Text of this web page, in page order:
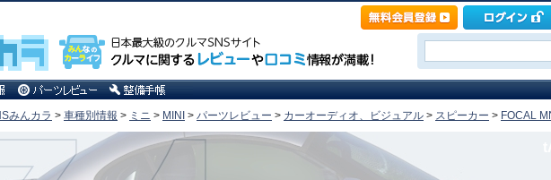
みんカラ > 車種別情報 > ミニ > MINI > パーツレビュー > カーオーディオ、ビジュアル > スピーカー > FOCAL